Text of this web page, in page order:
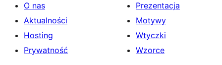
O nas
Aktualności
Hosting
Prywatność
Prezentacja
Motywy
Wtyczki
Wzorce